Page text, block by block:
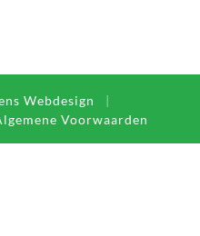
Webdesign
|
Voorwaarden